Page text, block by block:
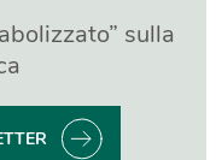
sulla